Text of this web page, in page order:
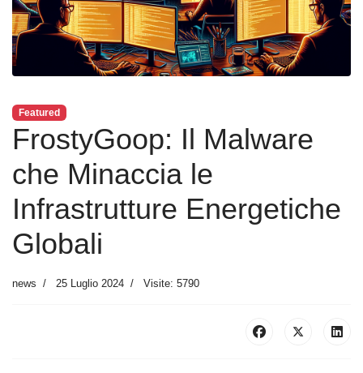
Featured
FrostyGoop: Il Malware
che Minaccia le
Infrastrutture Energetiche
Globali
news 25 Luglio 2024 Visite: 5790